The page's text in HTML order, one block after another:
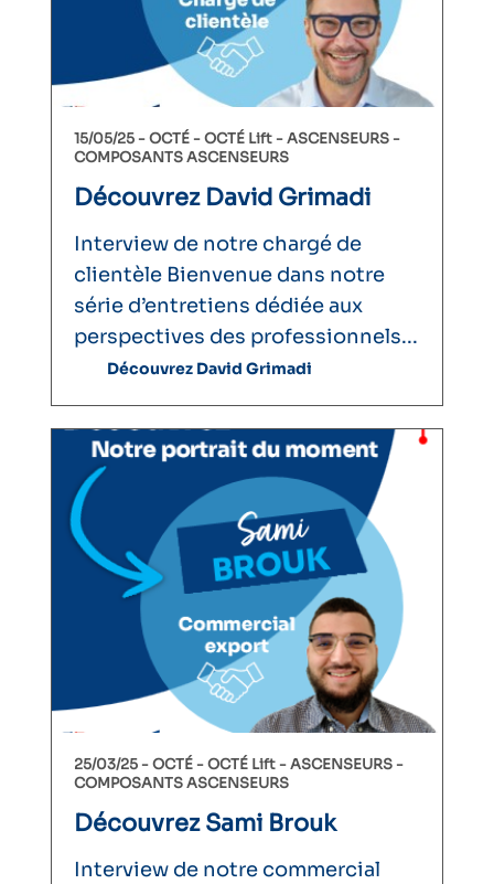
15/05/25 -OCTÉ OCTÉ Lift
ASCENSEURS
COMPOSANTS ASCENSEURS
Découvrez David Grimadi
Interview de notre chargé de
clientèle Bienvenue dans notre
série d’entretiens dédiée aux
perspectives des professionnels...
Découvrez David Grimadi
25/03/25 -OCTÉ OCTÉ Lift
ASCENSEURS
COMPOSANTS ASCENSEURS
Découvrez Sami Brouk
Interview de notre commercial